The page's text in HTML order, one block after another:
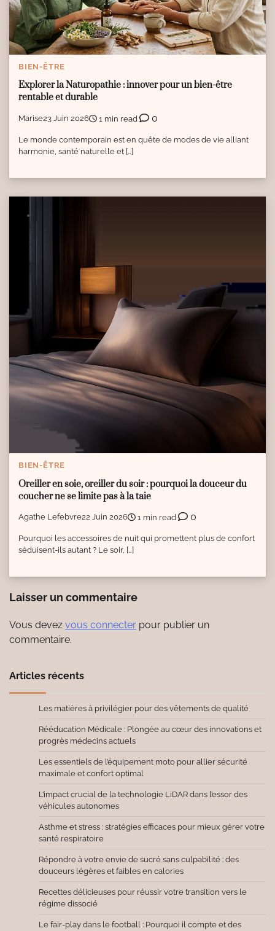
BIEN-ÊTRE
Explorer la Naturopathie : innover pour un bien-être
rentable et durable
Marise23 Juin 2026 1 min read 0
Le monde contemporain est en quête de modes de vie alliant
harmonie, santé naturelle et […]
BIEN-ÊTRE
Oreiller en soie, oreiller du soir : pourquoi la douceur du
coucher ne se limite pas à la taie
Agathe Lefebvre22 Juin 2026 1 min read 0
Pourquoi les accessoires de nuit qui promettent plus de confort
séduisent-ils autant ? Le soir, […]
Laisser un commentaire
Vous devez vous connecter pour publier un
commentaire.
Articles récents
Les matières à privilégier pour des vêtements de qualité
Rééducation Médicale : Plongée au cœur des innovations et
progrès médecins actuels
Les essentiels de l’équipement moto pour allier sécurité
maximale et confort optimal
L’impact crucial de la technologie LiDAR dans l’essor des
véhicules autonomes
Asthme et stress : stratégies efficaces pour mieux gérer votre
santé respiratoire
Répondre à votre envie de sucré sans culpabilité : des
douceurs légères et faibles en calories
Recettes délicieuses pour réussir votre transition vers le
régime dissocié
Le fair-play dans le football : Pourquoi il compte et des